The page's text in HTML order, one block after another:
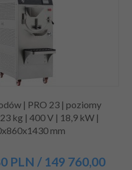
| PRO 23 | poziomy
kg | 400 V | 18,9 kW |
mm
PLN / 149 760,00